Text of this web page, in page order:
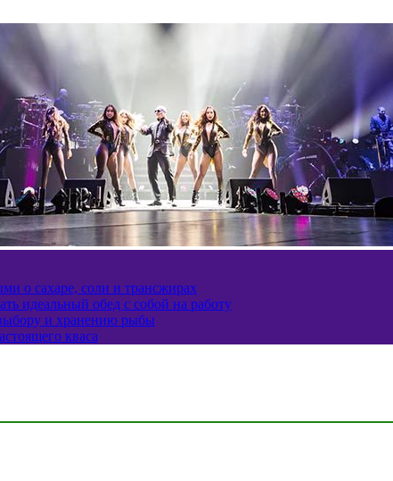
о сахаре, соли и трансжирах
идеальный обед с собой на работу
и хранению рыбы
кваса